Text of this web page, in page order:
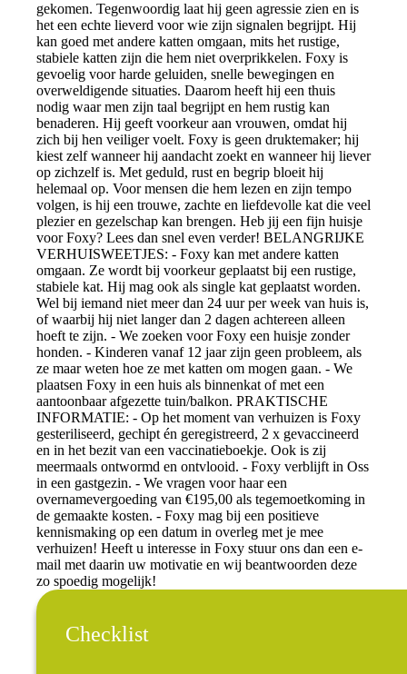
gekomen. Tegenwoordig laat hij geen agressie zien en is
het een echte lieverd voor wie zijn signalen begrijpt. Hij
kan goed met andere katten omgaan, mits het rustige,
stabiele katten zijn die hem niet overprikkelen. Foxy is
gevoelig voor harde geluiden, snelle bewegingen en
overweldigende situaties. Daarom heeft hij een thuis
nodig waar men zijn taal begrijpt en hem rustig kan
benaderen. Hij geeft voorkeur aan vrouwen, omdat hij
zich bij hen veiliger voelt. Foxy is geen druktemaker; hij
kiest zelf wanneer hij aandacht zoekt en wanneer hij liever
op zichzelf is. Met geduld, rust en begrip bloeit hij
helemaal op. Voor mensen die hem lezen en zijn tempo
volgen, is hij een trouwe, zachte en liefdevolle kat die veel
plezier en gezelschap kan brengen. Heb jij een fijn huisje
voor Foxy? Lees dan snel even verder! BELANGRIJKE
VERHUISWEETJES: - Foxy kan met andere katten
omgaan. Ze wordt bij voorkeur geplaatst bij een rustige,
stabiele kat. Hij mag ook als single kat geplaatst worden.
Wel bij iemand niet meer dan 24 uur per week van huis is,
of waarbij hij niet langer dan 2 dagen achtereen alleen
hoeft te zijn. - We zoeken voor Foxy een huisje zonder
honden. - Kinderen vanaf 12 jaar zijn geen probleem, als
ze maar weten hoe ze met katten om mogen gaan. - We
plaatsen Foxy in een huis als binnenkat of met een
aantoonbaar afgezette tuin/balkon. PRAKTISCHE
INFORMATIE: - Op het moment van verhuizen is Foxy
gesteriliseerd, gechipt én geregistreerd, 2 x gevaccineerd
en in het bezit van een vaccinatieboekje. Ook is zij
meermaals ontwormd en ontvlooid. - Foxy verblijft in Oss
in een gastgezin. - We vragen voor haar een
overnamevergoeding van €195,00 als tegemoetkoming in
de gemaakte kosten. - Foxy mag bij een positieve
kennismaking op een datum in overleg met je mee
verhuizen! Heeft u interesse in Foxy stuur ons dan een e-
mail met daarin uw motivatie en wij beantwoorden deze
zo spoedig mogelijk!
Checklist